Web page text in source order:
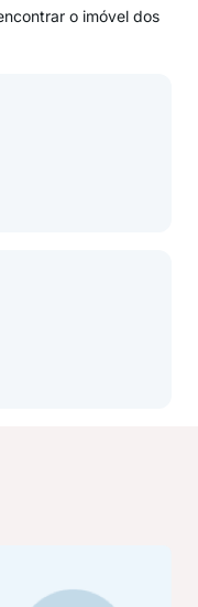
o imóvel dos